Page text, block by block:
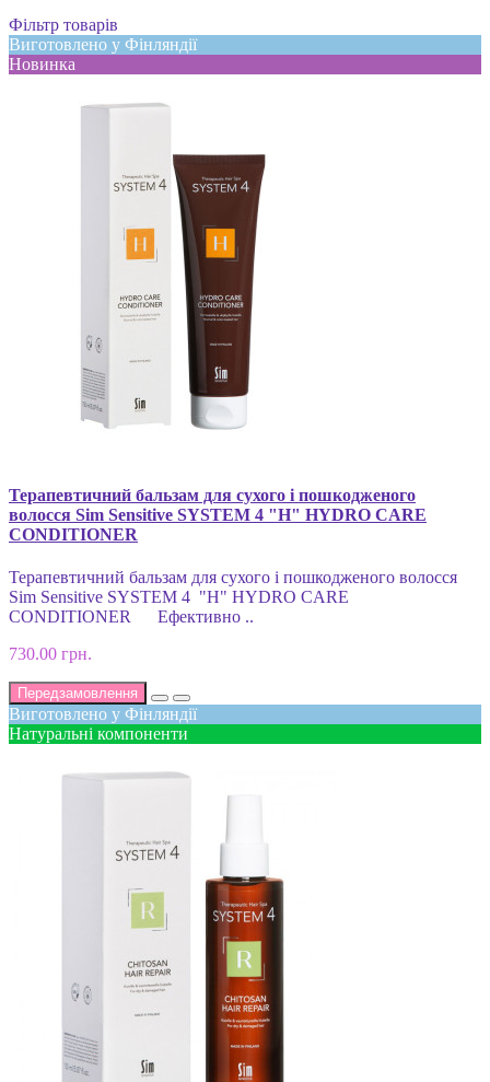
Фільтр товарів
Виготовлено у Фінляндії
Новинка
Терапевтичний бальзам для сухого i пошкодженого
волосся Sim Sensitive SYSTEM 4 "Н" HYDRO CARE
CONDITIONER
Терапевтичний бальзам для сухого i пошкодженого волосся
Sim Sensitive SYSTEM 4 "Н" HYDRO CARE
CONDITIONER Ефективно ..
730.00 грн.
Передзамовлення
Виготовлено у Фінляндії
Натуральні компоненти